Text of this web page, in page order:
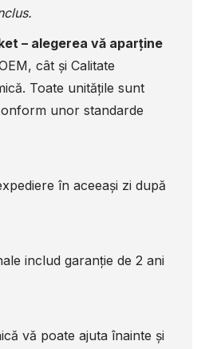
– alegerea vă aparține
cât și Calitate
Toate unitățile sunt
unor standarde
în aceeași zi după
includ garanție de 2 ani
vă poate ajuta înainte și